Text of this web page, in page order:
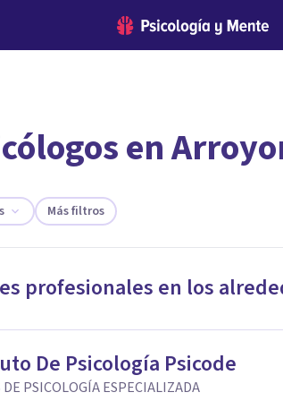
el psicólogo
en
Más filtros
profesionales en los
De Psicología Psicode
DE PSICOLOGÍA ESPECIALIZADA